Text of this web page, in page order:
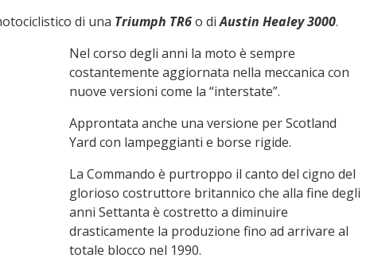
di una Triumph TR6o diAustin Healey 3000.
Nel corso degli anni la moto è sempre
costantemente aggiornata nella meccanica con
nuove versioni come la “interstate”.
Approntata anche una versione per Scotland
Yard con lampeggianti e borse rigide.
La Commando è purtroppo il canto del cigno del
glorioso costruttore britannico che alla fine degli
anni Settanta è costretto a diminuire
drasticamente la produzione fino ad arrivare al
totale blocco nel 1990.